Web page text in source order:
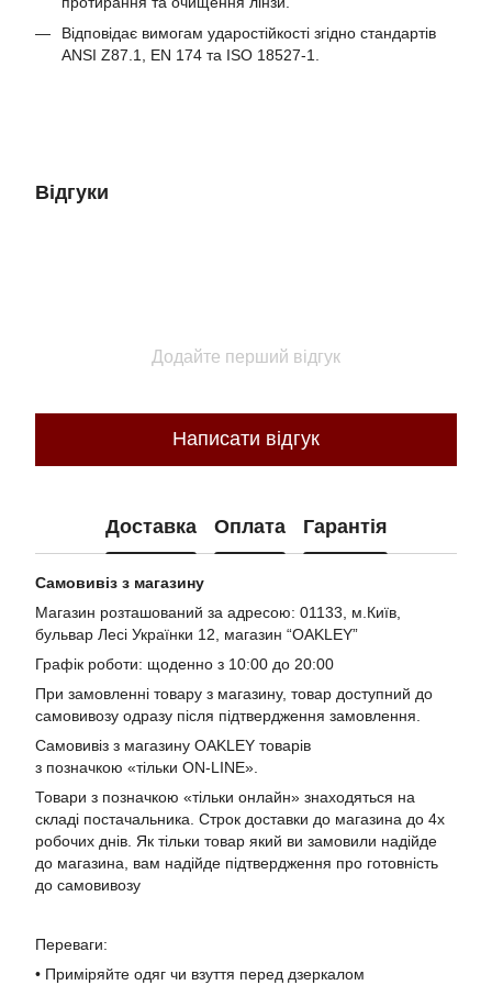
Відповідає вимогам ударостійкості згідно стандартів
ANSI Z87.1, EN 174 та ISO 18527-1.
Відгуки
Додайте перший відгук
Написати відгук
Доставка Оплата Гарантія
Самовивіз з магазину
Магазин розташований за адресою: 01133, м.Київ,
бульвар Лесі Українки 12, магазин “OAKLEY”
Графік роботи: щоденно з 10:00 до 20:00
При замовленні товару з магазину, товар доступний до
самовивозу одразу після підтвердження замовлення.
Самовивіз з магазину OAKLEY товарів
з позначкою «тільки ON-LINE».
Товари з позначкою «тільки онлайн» знаходяться на
складі постачальника. Строк доставки до магазина до 4х
робочих днів. Як тільки товар який ви замовили надійде
до магазина, вам надійде підтвердження про готовність
до самовивозу
Переваги:
• Приміряйте одяг чи взуття перед дзеркалом